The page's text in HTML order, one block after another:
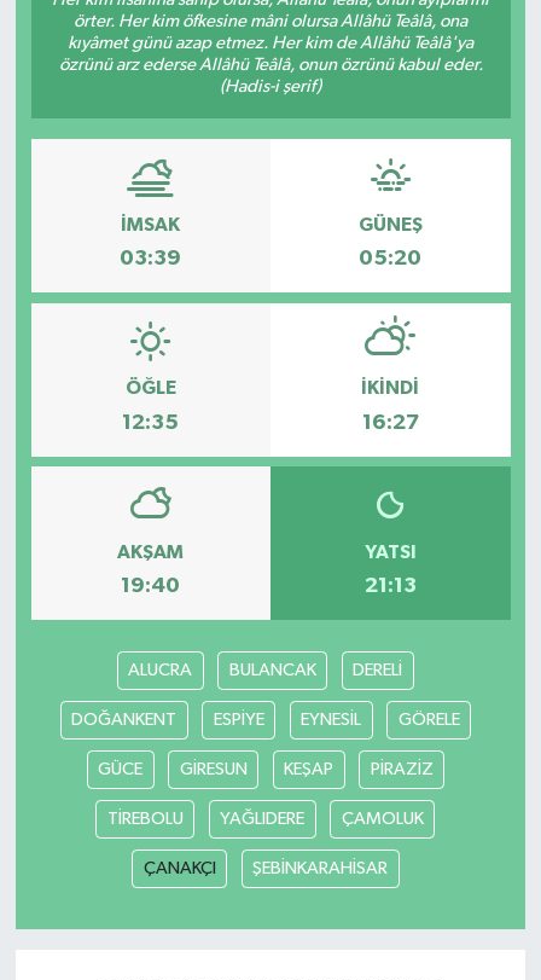
örter. Her kim öfkesine mâni olursa Allâhü Teâlâ, ona
kıyâmet günü azap etmez. Her kim de Allâhü Teâlâ'ya
özrünü arz ederse Allâhü Teâlâ, onun özrünü kabul eder.
(Hadis-i şerif)
İMSAK
03:39
GÜNEŞ
05:20
ÖĞLE
12:35
İKINDI
16:27
AKŞAM
19:40
YATSI
21:13
ALUCRA BULANCAK DERELİ
DOĞANKENT ESPİYE EYNESİL GÖRELE
GÜCE GİRESUN KEŞAP PİRAZİZ
TİREBOLU YAĞLIDERE ÇAMOLUK
ÇANAKÇI ŞEBİNKARAHİSAR